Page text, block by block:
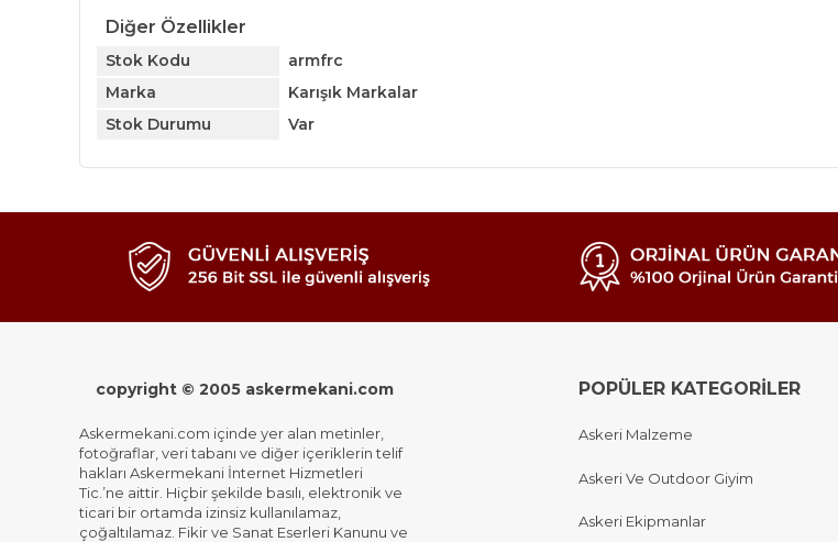
Diğer Özellikler
Stok Kodu
armfrc
Marka
Karışık Markalar
Stok Durumu
Var
copyright © 2005 askermekani.com
Askermekani.com içinde yer alan metinler,
fotoğraflar, veri tabanı ve diğer içeriklerin telif
hakları Askermekani İnternet Hizmetleri
Tic.’ne aittir. Hiçbir şekilde basılı, elektronik ve
ticari bir ortamda izinsiz kullanılamaz,
çoğaltılamaz. Fikir ve Sanat Eserleri Kanunu ve
POPÜLER KATEGORİLER
Askeri Malzeme
Askeri Ve Outdoor Giyim
Askeri Ekipmanlar